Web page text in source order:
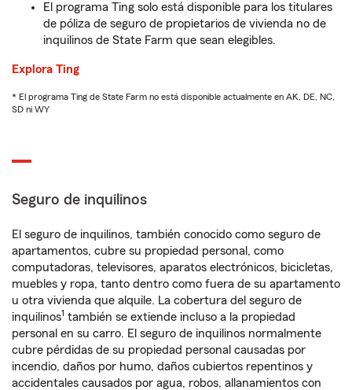
El programa Ting solo está disponible para los titulares
de póliza de seguro de propietarios de vivienda no de
inquilinos de State Farm que sean elegibles.
Explora Ting
* El programa Ting de State Farm no está disponible actualmente en AK, DE, NC,
SD ni WY
Seguro de inquilinos
El seguro de inquilinos, también conocido como seguro de
apartamentos, cubre su propiedad personal, como
computadoras, televisores, aparatos electrónicos, bicicletas,
muebles y ropa, tanto dentro como fuera de su apartamento
u otra vivienda que alquile. La cobertura del seguro de
inquilinos1 también se extiende incluso a la propiedad
personal en su carro. El seguro de inquilinos normalmente
cubre pérdidas de su propiedad personal causadas por
incendio, daños por humo, daños cubiertos repentinos y
accidentales causados por agua, robos, allanamientos con